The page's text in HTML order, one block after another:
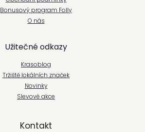
Bonusový program Folly
O nás
Užitečné odkazy
Krasoblog
Tržiště lokálních značek
Novinky
Slevové akce
Kontakt